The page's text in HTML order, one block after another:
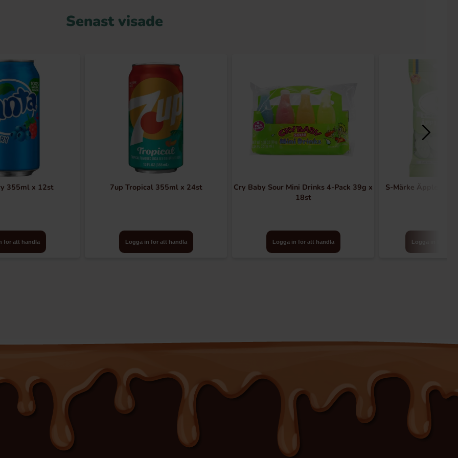
Senast visade
355ml x 12st
för att handla
7up Tropical 355ml x 24st
Logga in för att handla
Cry Baby Sour Mini Drinks 4-Pack 39g x
18st
Logga in för att handla
S-Märke Äpple
Logga in för att